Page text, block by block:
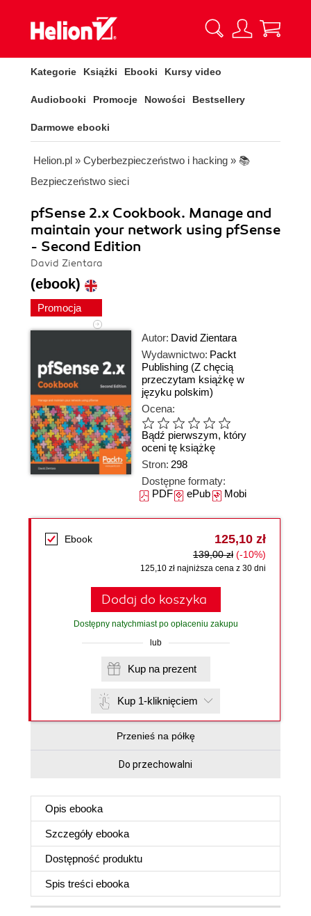
Kategorie Książki Ebooki Kursy video
Audiobooki Promocje Nowości Bestsellery
Darmowe ebooki
Helion.pl » Cyberbezpieczeństwo i hacking » 📚
Bezpieczeństwo sieci
pfSense 2.x Cookbook. Manage and
maintain your network using pfSense
- Second Edition
David Zientara
(ebook)
Promocja
Autor: David Zientara
Wydawnictwo: Packt
Publishing (Z chęcią
przeczytam książkę w
języku polskim)
Ocena:
Bądź pierwszym, który
oceni tę książkę
Stron: 298
Dostępne formaty:
PDFePubMobi
Ebook 125,10 zł
139,00 zł (-10%)
125,10 zł najniższa cena z 30 dni
Dodaj do koszyka
Dostępny natychmiast po opłaceniu zakupu
lub
Kup na prezent
Kup 1-kliknięciem
Przenieś na półkę
Do przechowalni
Opis ebooka
Szczegóły ebooka
Dostępność produktu
Spis treści ebooka